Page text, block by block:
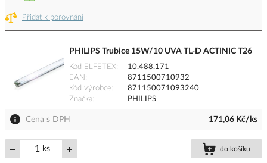
Přidat k porovnání
PHILIPS Trubice 15W/10 UVA TL-D ACTINIC T26
Kód ELFETEX
10.488.171
EAN
8711500710932
Kód výrobce
871150071093240
Značka
PHILIPS
Cena s DPH 171,06 Kč/ks
ks do košíku